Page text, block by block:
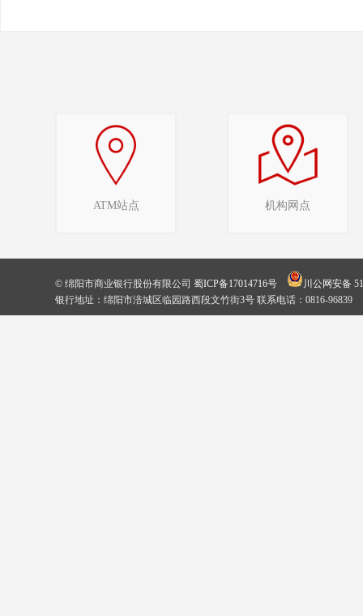
ATM站点 机构网点
© 绵阳市商业银行股份有限公司 蜀ICP备17014716号
川公网安备
银行地址：绵阳市涪城区临园路西段文竹街3号 联系电话：0816-96839